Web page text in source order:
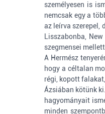
személyesen is
nemcsak egy a
az leírva szerepel,
Lisszabonba,
szegmensei
A Hermész
hogy a céltalan
régi, kopott
Ázsiában kötünk
hagyományait
minden